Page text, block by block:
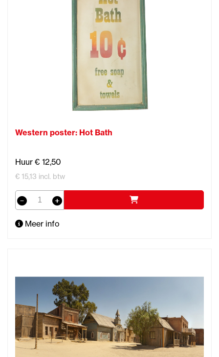
Western poster: Hot Bath
Huur € 12,50
€ 15,13 incl. btw
Meer info